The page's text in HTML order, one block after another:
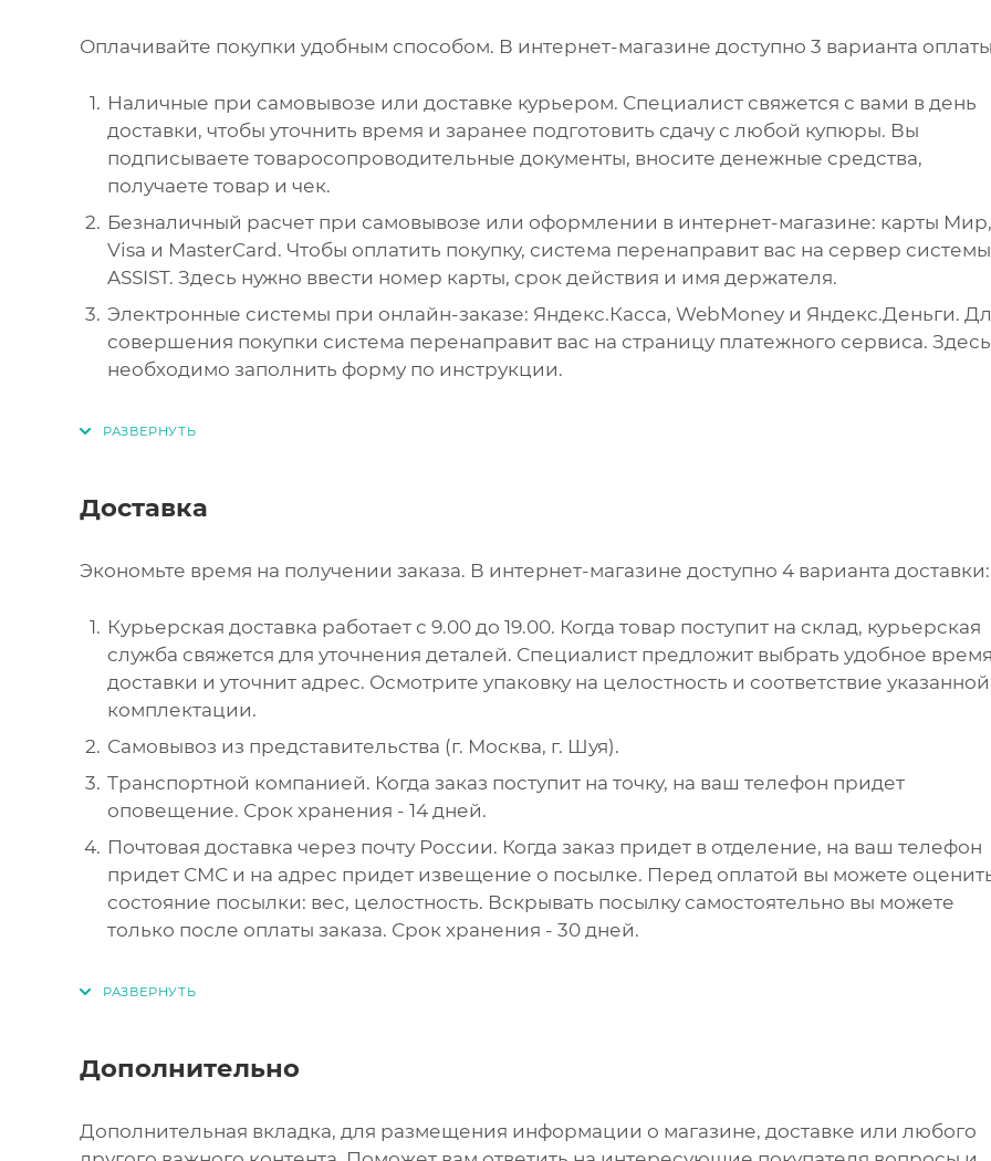
Оплачивайте покупки удобным способом. В интернет-магазине доступно 3 варианта
Наличные при самовывозе или доставке курьером. Специалист свяжется с вами в день
доставки, чтобы уточнить время и заранее подготовить сдачу с любой купюры. Вы
подписываете товаросопроводительные документы, вносите денежные средства,
получаете товар и чек.
Безналичный расчет при самовывозе или оформлении в интернет-магазине: карты Мир,
Visa и MasterCard. Чтобы оплатить покупку, система перенаправит вас на сервер системы
ASSIST. Здесь нужно ввести номер карты, срок действия и имя держателя.
Электронные системы при онлайн-заказе: Яндекс.Касса, WebMoney и Яндекс.Деньги.
совершения покупки система перенаправит вас на страницу платежного сервиса. Здесь
необходимо заполнить форму по инструкции.
Доставка
Экономьте время на получении заказа. В интернет-магазине доступно 4 варианта доставки:
Курьерская доставка работает с 9.00 до 19.00. Когда товар поступит на склад, курьерская
служба свяжется для уточнения деталей. Специалист предложит выбрать удобное
доставки и уточнит адрес. Осмотрите упаковку на целостность и соответствие указанной
комплектации.
Самовывоз из представительства (г. Москва, г. Шуя).
Транспортной компанией. Когда заказ поступит на точку, на ваш телефон придет
оповещение. Срок хранения - 14 дней.
Почтовая доставка через почту России. Когда заказ придет в отделение, на ваш телефон
придет СМС и на адрес придет извещение о посылке. Перед оплатой вы можете
состояние посылки: вес, целостность. Вскрывать посылку самостоятельно вы можете
только после оплаты заказа. Срок хранения - 30 дней.
Дополнительно
Дополнительная вкладка, для размещения информации о магазине, доставке или любого